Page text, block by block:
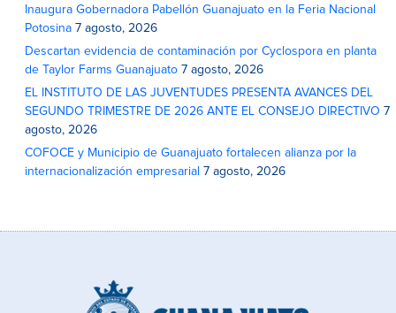
Inaugura Gobernadora Pabellón Guanajuato en la Feria Nacional
Potosina 7 agosto, 2026
Descartan evidencia de contaminación por Cyclospora en planta
de Taylor Farms Guanajuato 7 agosto, 2026
EL INSTITUTO DE LAS JUVENTUDES PRESENTA AVANCES DEL
SEGUNDO TRIMESTRE DE 2026 ANTE EL CONSEJO DIRECTIVO 7
agosto, 2026
COFOCE y Municipio de Guanajuato fortalecen alianza por la
internacionalización empresarial 7 agosto, 2026